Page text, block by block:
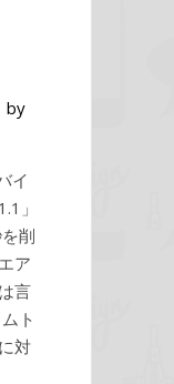
by
イ
」
削
ア
言
ト
対